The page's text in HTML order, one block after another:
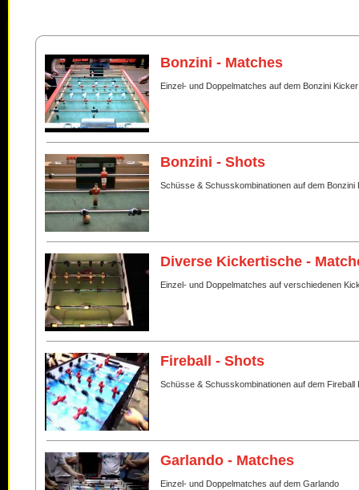
Bonzini - Matches
Einzel- und Doppelmatches auf dem Bonzini Kicker
Bonzini - Shots
Schüsse & Schusskombinationen auf dem Bonzini
Diverse Kickertische -
Einzel- und Doppelmatches auf verschiedenen
Fireball - Shots
Schüsse & Schusskombinationen auf dem Fireball
Garlando - Matches
Einzel- und Doppelmatches auf dem Garlando